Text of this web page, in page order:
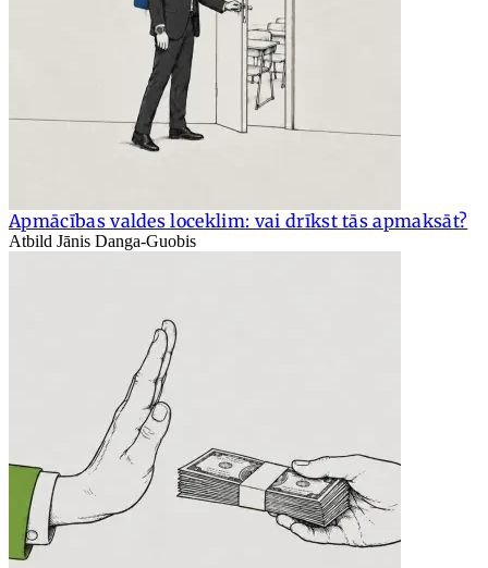
Apmācības valdes loceklim: vai drīkst tās apmaksāt?
Atbild Jānis Danga-Guobis